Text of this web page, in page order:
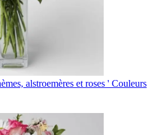
alstroemères et roses ' Couleurs